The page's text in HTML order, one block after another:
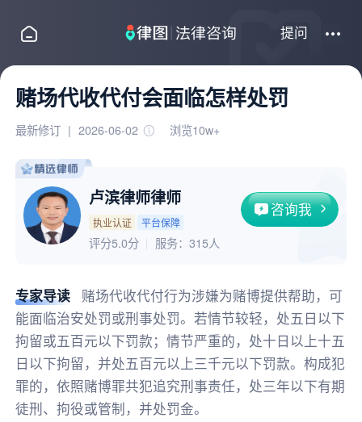
提问
赌场代收代付会面临怎样处罚
最新修订 | 2026-06-02 浏览10w+
卢滨律师律师
执业认证 平台保障
咨询我
评分5.0分 服务： 315人
专家导读
赌场代收代付行为涉嫌为赌博提供帮助，可
能面临治安处罚或刑事处罚。若情节较轻，处五日以下
拘留或五百元以下罚款；情节严重的，处十日以上十五
日以下拘留，并处五百元以上三千元以下罚款。构成犯
罪的，依照赌博罪共犯追究刑事责任，处三年以下有期
徒刑、拘役或管制，并处罚金。